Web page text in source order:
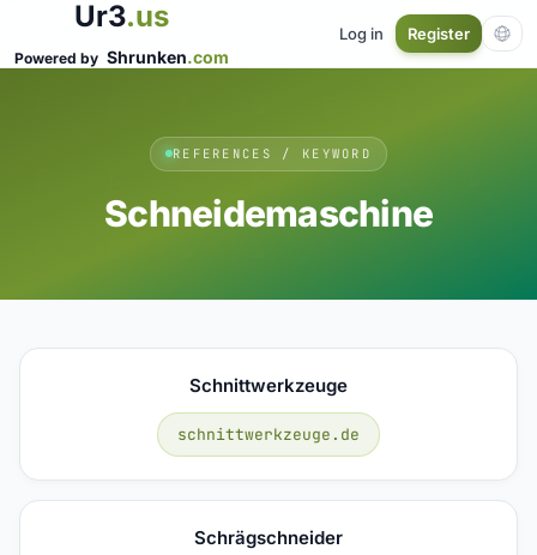
Ur3.us
Powered by Shrunken.com
Log in Register
REFERENCES / KEYWORD
Schneidemaschine
Schnittwerkzeuge
schnittwerkzeuge.de
Schrägschneider